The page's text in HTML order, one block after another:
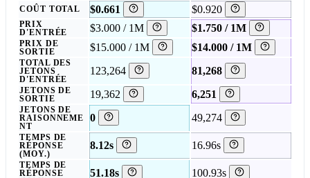
COÛT TOTAL $0.661 $0.920
PRIX
D'ENTRÉE
$3.000 / 1M $1.750 / 1M
PRIX DE
SORTIE
$15.000 / 1M $14.000 / 1M
TOTAL DES
JETONS
D'ENTRÉE
123,264 81,268
JETONS DE
SORTIE
19,362 6,251
JETONS DE
RAISONNEME
NT
0 49,274
TEMPS DE
RÉPONSE
(MOY.)
8.12s 16.96s
TEMPS DE
RÉPONSE
51.18s 100.93s